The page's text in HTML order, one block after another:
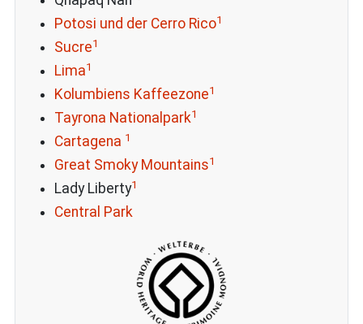
Potosi und der Cerro Rico1
Sucre1
Lima1
Kolumbiens Kaffeezone1
Tayrona Nationalpark1
Cartagena 1
Great Smoky Mountains1
Lady Liberty1
Central Park